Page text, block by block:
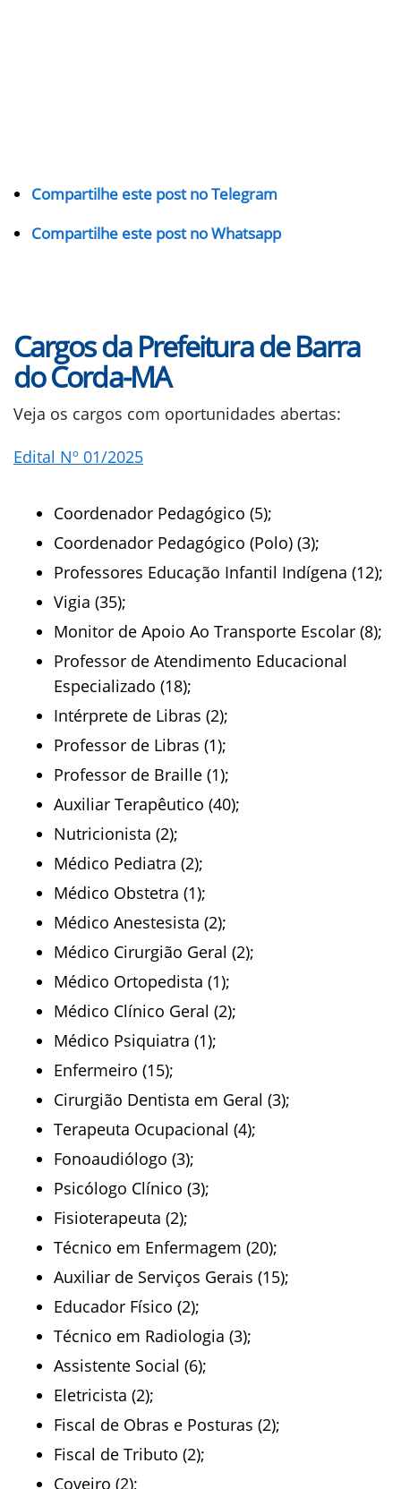
Compartilhe este post no Telegram
Compartilhe este post no Whatsapp
Cargos da Prefeitura de Barra
do Corda-MA
Veja os cargos com oportunidades abertas:
Edital Nº 01/2025
Coordenador Pedagógico (5);
Coordenador Pedagógico (Polo) (3);
Professores Educação Infantil Indígena (12);
Vigia (35);
Monitor de Apoio Ao Transporte Escolar (8);
Professor de Atendimento Educacional
Especializado (18);
Intérprete de Libras (2);
Professor de Libras (1);
Professor de Braille (1);
Auxiliar Terapêutico (40);
Nutricionista (2);
Médico Pediatra (2);
Médico Obstetra (1);
Médico Anestesista (2);
Médico Cirurgião Geral (2);
Médico Ortopedista (1);
Médico Clínico Geral (2);
Médico Psiquiatra (1);
Enfermeiro (15);
Cirurgião Dentista em Geral (3);
Terapeuta Ocupacional (4);
Fonoaudiólogo (3);
Psicólogo Clínico (3);
Fisioterapeuta (2);
Técnico em Enfermagem (20);
Auxiliar de Serviços Gerais (15);
Educador Físico (2);
Técnico em Radiologia (3);
Assistente Social (6);
Eletricista (2);
Fiscal de Obras e Posturas (2);
Fiscal de Tributo (2);
Coveiro (2);